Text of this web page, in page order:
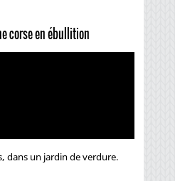
corse en ébullition
dans un jardin de verdure.